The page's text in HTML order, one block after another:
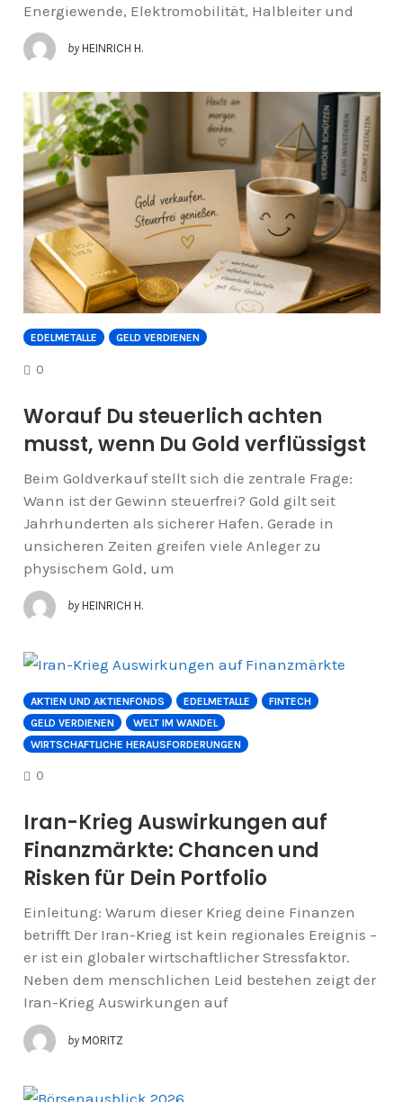
Energiewende, Elektromobilität, Halbleiter und
by HEINRICH H.
EDELMETALLE GELD VERDIENEN
0
Worauf Du steuerlich achten
musst, wenn Du Gold verflüssigst
Beim Goldverkauf stellt sich die zentrale Frage:
Wann ist der Gewinn steuerfrei? Gold gilt seit
Jahrhunderten als sicherer Hafen. Gerade in
unsicheren Zeiten greifen viele Anleger zu
physischem Gold, um
by HEINRICH H.
AKTIEN UND AKTIENFONDS EDELMETALLE
FINTECH
GELD VERDIENEN
WELT IM WANDEL
WIRTSCHAFTLICHE HERAUSFORDERUNGEN
0
Iran-Krieg Auswirkungen auf
Finanzmärkte: Chancen und
Risken für Dein Portfolio
Einleitung: Warum dieser Krieg deine Finanzen
betrifft Der Iran-Krieg ist kein regionales Ereignis –
er ist ein globaler wirtschaftlicher Stressfaktor.
Neben dem menschlichen Leid bestehen zeigt der
Iran-Krieg Auswirkungen auf
by MORITZ